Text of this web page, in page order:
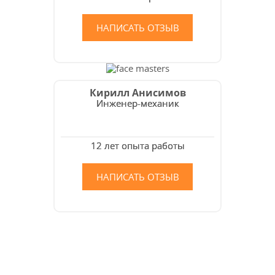
НАПИСАТЬ ОТЗЫВ
Кирилл Анисимов
Инженер-механик
12 лет опыта работы
НАПИСАТЬ ОТЗЫВ